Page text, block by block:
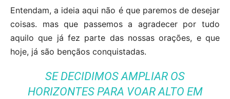
Entendam, a ideia aqui não é que paremos de desejar
coisas. mas que passemos a agradecer por tudo
aquilo que já fez parte das nossas orações, e que
hoje, já são bençãos conquistadas.
SE DECIDIMOS AMPLIAR OS
HORIZONTES PARA VOAR ALTO EM